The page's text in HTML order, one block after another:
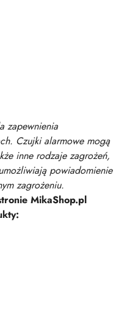
zapewnienia
Czujki alarmowe mogą
inne rodzaje zagrożeń,
powiadomienie
zagrożeniu.
MikaShop.pl